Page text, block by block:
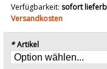
Verfügbarkeit: sofort
Versandkosten
* Artikel